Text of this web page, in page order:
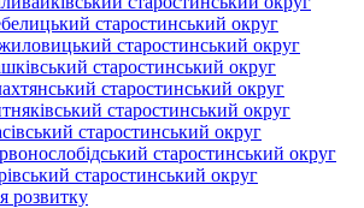
старостинський округ
старостинський округ
старостинський округ
старостинський округ
старостинський округ
старостинський округ
старостинський округ
старостинський округ
розвитку